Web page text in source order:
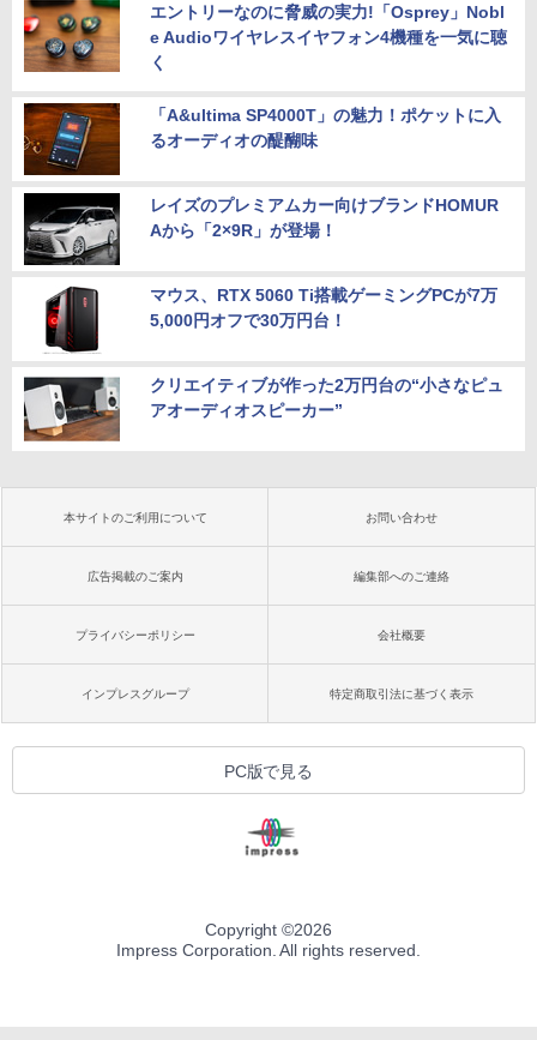
エントリーなのに脅威の実力!「Osprey」Nobl
e Audioワイヤレスイヤフォン4機種を一気に聴
く
「A&ultima SP4000T」の魅力！ポケットに入
るオーディオの醍醐味
レイズのプレミアムカー向けブランドHOMUR
Aから「2×9R」が登場！
マウス、RTX 5060 Ti搭載ゲーミングPCが7万
5,000円オフで30万円台！
クリエイティブが作った2万円台の“小さなピュ
アオーディオスピーカー”
本サイトのご利用について お問い合わせ
広告掲載のご案内 編集部へのご連絡
プライバシーポリシー 会社概要
インプレスグループ 特定商取引法に基づく表示
PC版で見る
Copyright ©2026
Impress Corporation. All rights reserved.